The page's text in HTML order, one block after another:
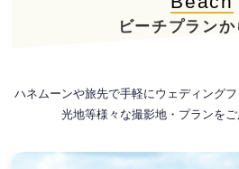
ビーチプラン
ハネムーンや旅先で手軽にウェディング
光地等様々な撮影地・プランをご